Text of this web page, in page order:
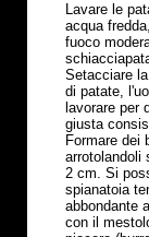
Lavare le
acqua
fuoco
Setacciare
di patate,
lavorare per
giusta
Formare dei
arrotolandoli
2 cm. Si
spianatoia
abbondante
con il